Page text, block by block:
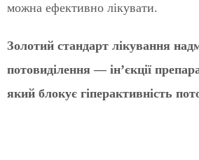
можна ефективно лікувати.
Золотий стандарт лікування
потовиділення — ін’єкції
який блокує гіперактивність